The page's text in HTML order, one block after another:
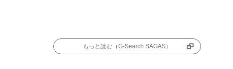
もっと読む（G-Search SAGAS）